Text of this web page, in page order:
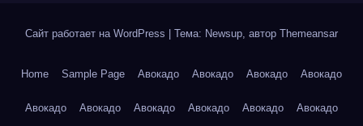
Сайт работает на WordPress Тема: Newsup, автор Themeansar
Home Sample Page Авокадо Авокадо Авокадо Авокадо
Авокадо Авокадо Авокадо Авокадо Авокадо Авокадо